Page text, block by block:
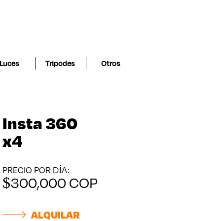
Trípodes Otros
Insta 360
x4
PRECIO POR DÍA:
$300,000COP
ALQUILAR